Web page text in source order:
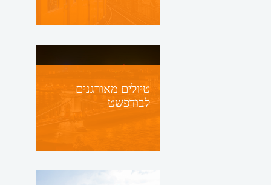
טיולים מאורגנים
לבודפשט